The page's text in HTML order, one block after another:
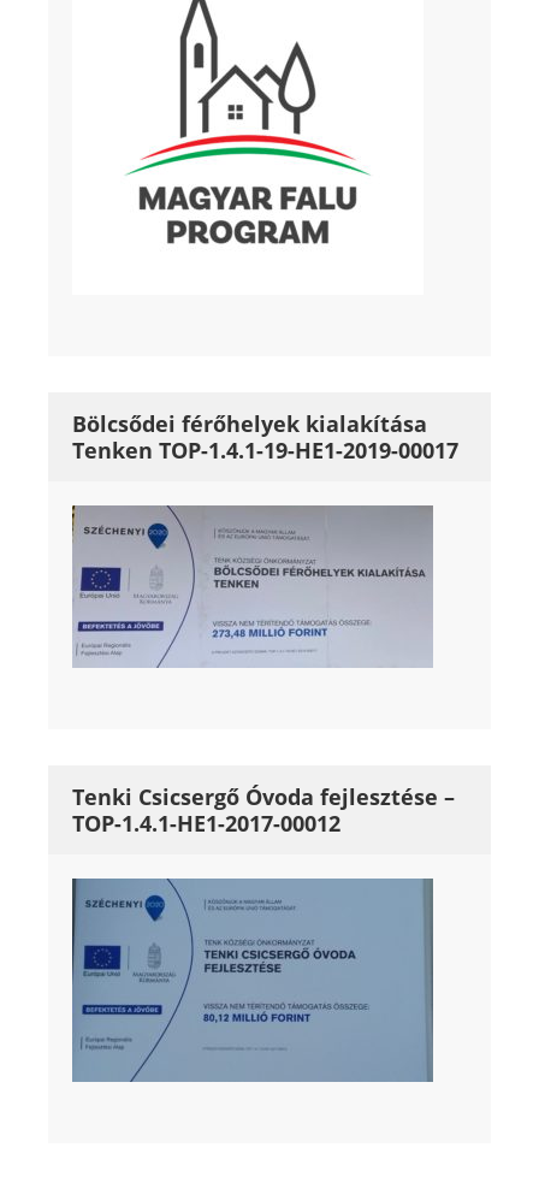
Bölcsődei férőhelyek kialakítása
Tenken TOP-1.4.1-19-HE1-2019-00017
Tenki Csicsergő Óvoda fejlesztése –
TOP-1.4.1-HE1-2017-00012